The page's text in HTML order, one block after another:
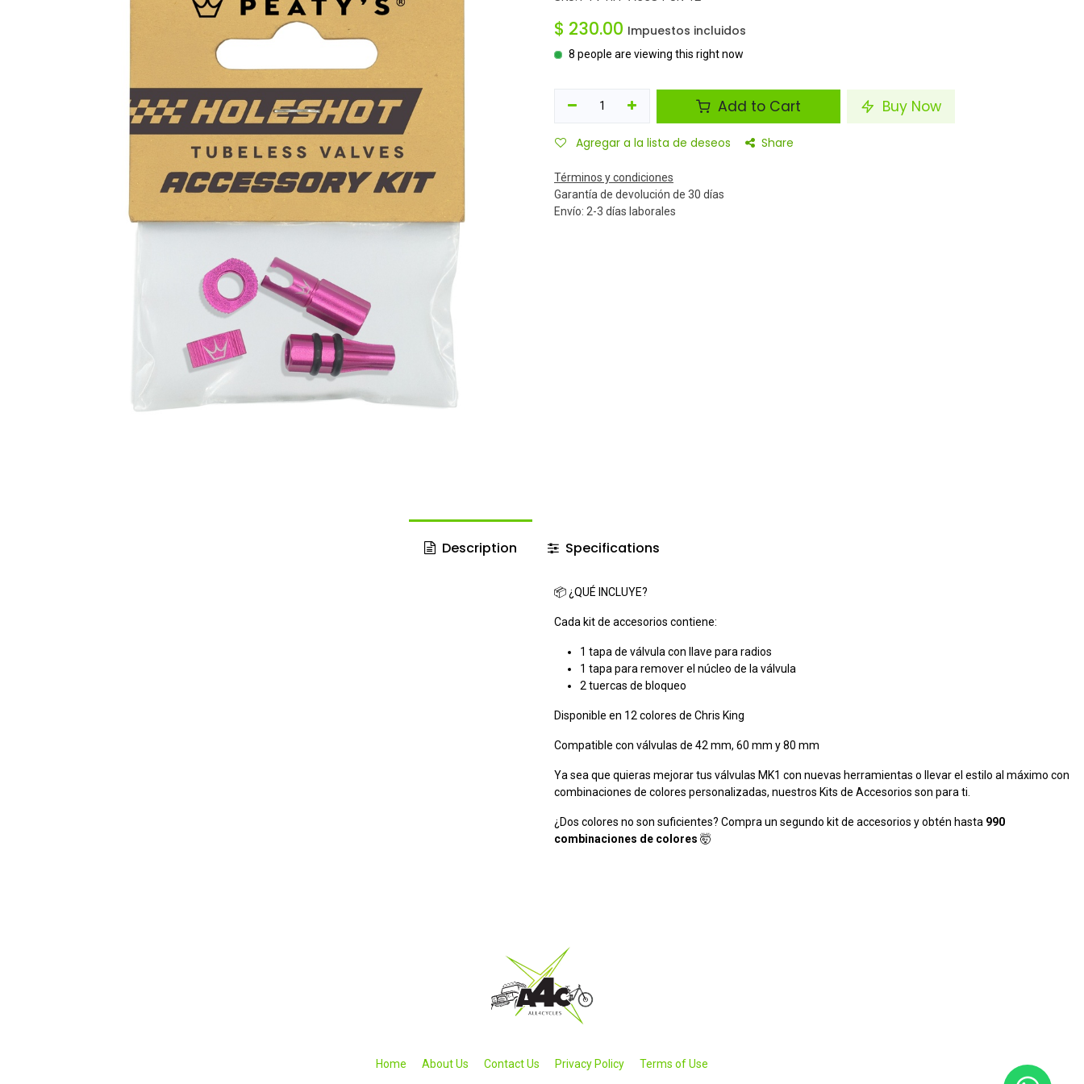
$ 230.00 Impuestos incluidos
8 people are viewing this right now
Add to Cart Buy Now
Agregar a la lista de deseos Share
Términos y condiciones
Garantía de devolución de 30 días
Envío: 2-3 días laborales
Description Specifications
📦 ¿QUÉ INCLUYE?
Cada kit de accesorios contiene:
1 tapa de válvula con llave para radios
1 tapa para remover el núcleo de la válvula
2 tuercas de bloqueo
Disponible en 12 colores de Chris King
Compatible con válvulas de 42 mm, 60 mm y 80 mm
Ya sea que quieras mejorar tus válvulas MK1 con nuevas herramientas o llevar el estilo al máximo con
combinaciones de colores personalizadas, nuestros Kits de Accesorios son para ti.
¿Dos colores no son suficientes? Compra un segundo kit de accesorios y obtén hasta 990
combinaciones de colores 🤯
Home About Us Contact Us Privacy Policy Terms of Use